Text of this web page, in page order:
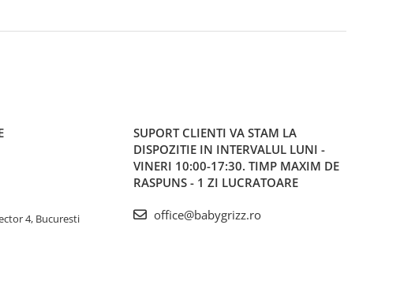
4, Bucuresti
SUPORT CLIENTI VA STAM LA
DISPOZITIE IN INTERVALUL LUNI -
VINERI 10:00-17:30. TIMP MAXIM DE
RASPUNS - 1 ZI LUCRATOARE
office@babygrizz.ro